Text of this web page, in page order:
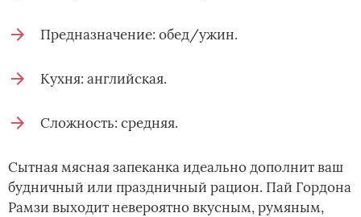
Предназначение: обед/ужин.
Кухня: английская.
Сложность: средняя.
Сытная мясная запеканка идеально дополнит ваш
будничный или праздничный рацион. Пай Гордона
Рамзи выходит невероятно вкусным, румяным,